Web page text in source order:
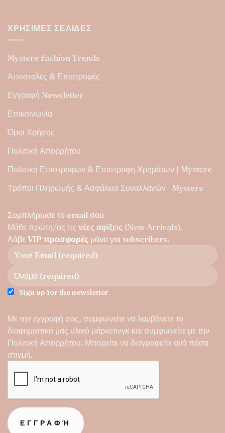
ΧΡΉΣΙΜΕΣ ΣΕΛΊΔΕΣ
Mystere Fashion Trends
Αποστολές & Επιστροφές
Εγγραφή Newsletter
Επικοινωνία
Όροι Χρήσης
Πολιτική Απορρήτου
Πολιτική Επιστροφών & Επιστροφή Χρημάτων | Mystere
Τρόποι Πληρωμής & Ασφάλεια Συναλλαγών | Mystere
Συμπλήρωσε το email σου
Μάθε πρώτη/ος τις νέες αφίξεις (New Arrivals).
Λάβε VIP προσφορές μόνο για subscribers.
Sign up for the newsletter
Με την εγγραφή σας, συμφωνείτε να λαμβάνετε το
διαφημιστικό μας υλικό μάρκετινγκ και συμφωνείτε με την
Πολιτική Απορρήτου. Μπορείτε να διαγραφείτε ανά πάσα
στιγμή.